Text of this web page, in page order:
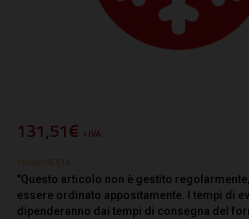
131,51€ + IVA
SU RICHIESTA
"Questo articolo non è gestito
essere ordinato appositamente. I tempi di
dipenderanno dai tempi di consegna del